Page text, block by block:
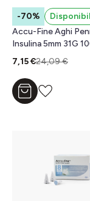
-70%
Accu-Fine Aghi
Insulina 5mm 31G
7,15 €24,09 €
Aggiungi al